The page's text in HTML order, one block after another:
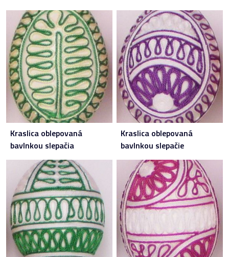
Kraslica oblepovaná
bavlnkou slepačia
Kraslica oblepovaná
bavlnkou slepačie